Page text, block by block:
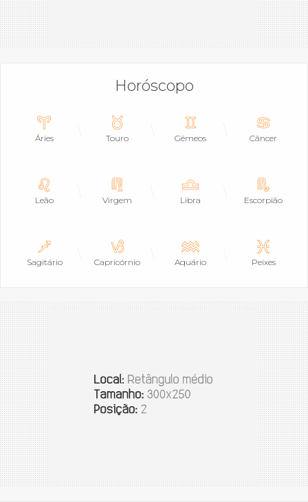
Horóscopo
Áries Touro Gêmeos Câncer
Leão Virgem Libra Escorpião
Sagitário Capricórnio Aquário Peixes